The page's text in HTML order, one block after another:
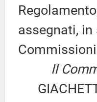
assegnati,
II